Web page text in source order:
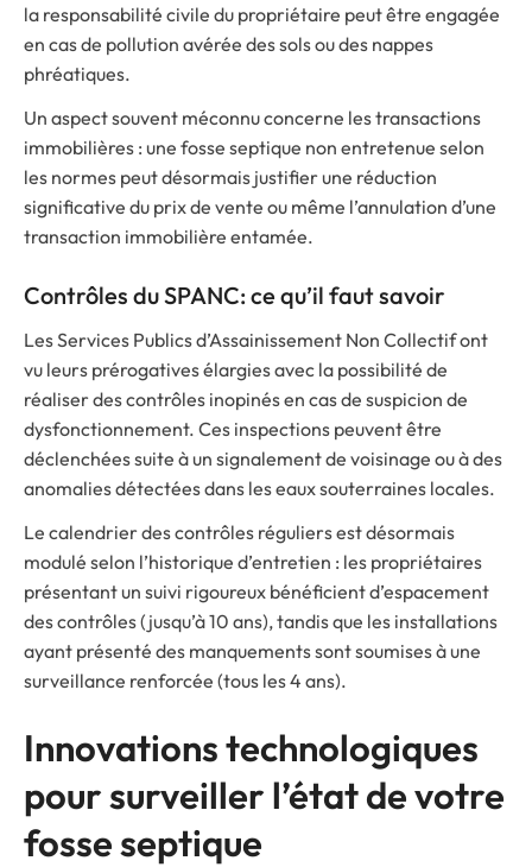
la responsabilité civile du propriétaire peut être engagée
en cas de pollution avérée des sols ou des nappes
phréatiques.
Un aspect souvent méconnu concerne les transactions
immobilières : une fosse septique non entretenue selon
les normes peut désormais justifier une réduction
significative du prix de vente ou même l’annulation d’une
transaction immobilière entamée.
Contrôles du SPANC: ce qu’il faut savoir
Les Services Publics d’Assainissement Non Collectif ont
vu leurs prérogatives élargies avec la possibilité de
réaliser des contrôles inopinés en cas de suspicion de
dysfonctionnement. Ces inspections peuvent être
déclenchées suite à un signalement de voisinage ou à des
anomalies détectées dans les eaux souterraines locales.
Le calendrier des contrôles réguliers est désormais
modulé selon l’historique d’entretien : les propriétaires
présentant un suivi rigoureux bénéficient d’espacement
des contrôles (jusqu’à 10 ans), tandis que les installations
ayant présenté des manquements sont soumises à une
surveillance renforcée (tous les 4 ans).
Innovations technologiques
pour surveiller l’état de votre
fosse septique